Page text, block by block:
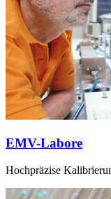
EMV-Labore
Hochpräzise